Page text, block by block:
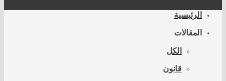
الرئيسية
المقالات
الكل
قانون